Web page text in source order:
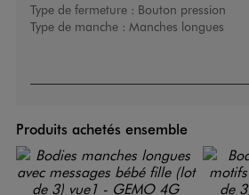
Type de fermeture : Bouton pression
Type de manche : Manches longues
Produits achetés ensemble